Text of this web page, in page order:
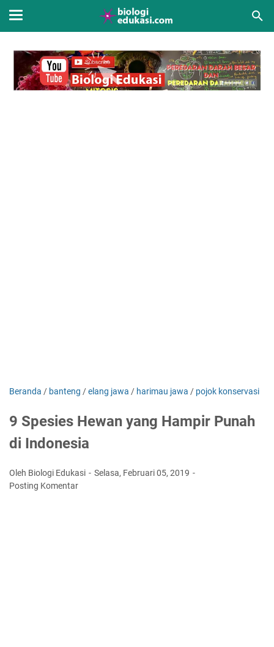
Beranda / banteng /elang jawa / harimau jawa / pojok konservasi
9 Spesies Hewan yang Hampir Punah
di Indonesia
Oleh Biologi Edukasi
Selasa, Februari 05, 2019
Posting Komentar